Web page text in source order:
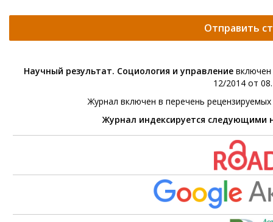
Отправить
Научный результат. Социология и управление
12/2014 от
Журнал включен в перечень
Журнал индексируется